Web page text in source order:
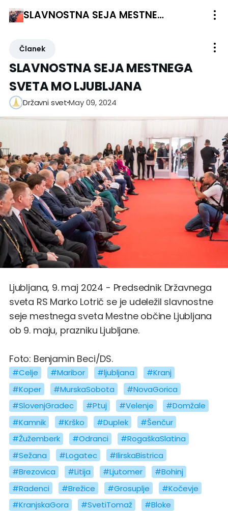
SLAVNOSTNA SEJA MESTNEGA SVETA MO LJUBLJANA
Članek
SLAVNOSTNA SEJA MESTNEGA
SVETA MO LJUBLJANA
Državni svetMay 09, 2024
Ljubljana, 9. maj 2024 - Predsednik Državnega
sveta RS Marko Lotrič se je udeležil slavnostne
seje mestnega sveta Mestne občine Ljubljana
ob 9. maju, prazniku Ljubljane.
Foto: Benjamin Beci/DS.
#Celje #Maribor #ljubljana
#Kranj
#Koper
#MurskaSobota
#NovaGorica
#SlovenjGradec
#Ptuj #Velenje
#Domžale
#Kamnik
#Krško #Duplek
#Šenčur
#Žužemberk
#Odranci
#RogaškaSlatina
#Sežana
#Logatec
#IlirskaBistrica
#Brezovica
#Litija #Ljutomer
#Bohinj
#Radenci
#Brežice #Grosuplje
#Kočevje
#KranjskaGora
#SvetiTomaž
#Bloke